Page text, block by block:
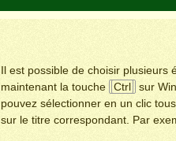
Il est possible de choisir plusieurs
maintenant la touche
Ctrl sur
pouvez sélectionner en un clic
sur le titre correspondant. Par